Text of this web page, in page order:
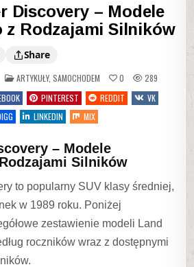
Discovery – Modele
z Rodzajami Silników
Share
Modele
POSTED
IN
ARTYKUŁY, SAMOCHODEM 0
289
PINTEREST REDDIT
VK
LINKEDIN MIX
– Modele
Silników
to popularny SUV klasy średniej,
w 1989 roku. Poniżej
zestawienie modeli Land
roczników wraz z dostępnymi